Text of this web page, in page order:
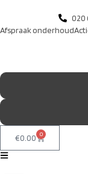
020
Afspraak onderhoud
€0.00 0